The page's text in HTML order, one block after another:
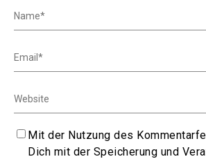
Mit der Nutzung des
Dich mit der Speicherung und